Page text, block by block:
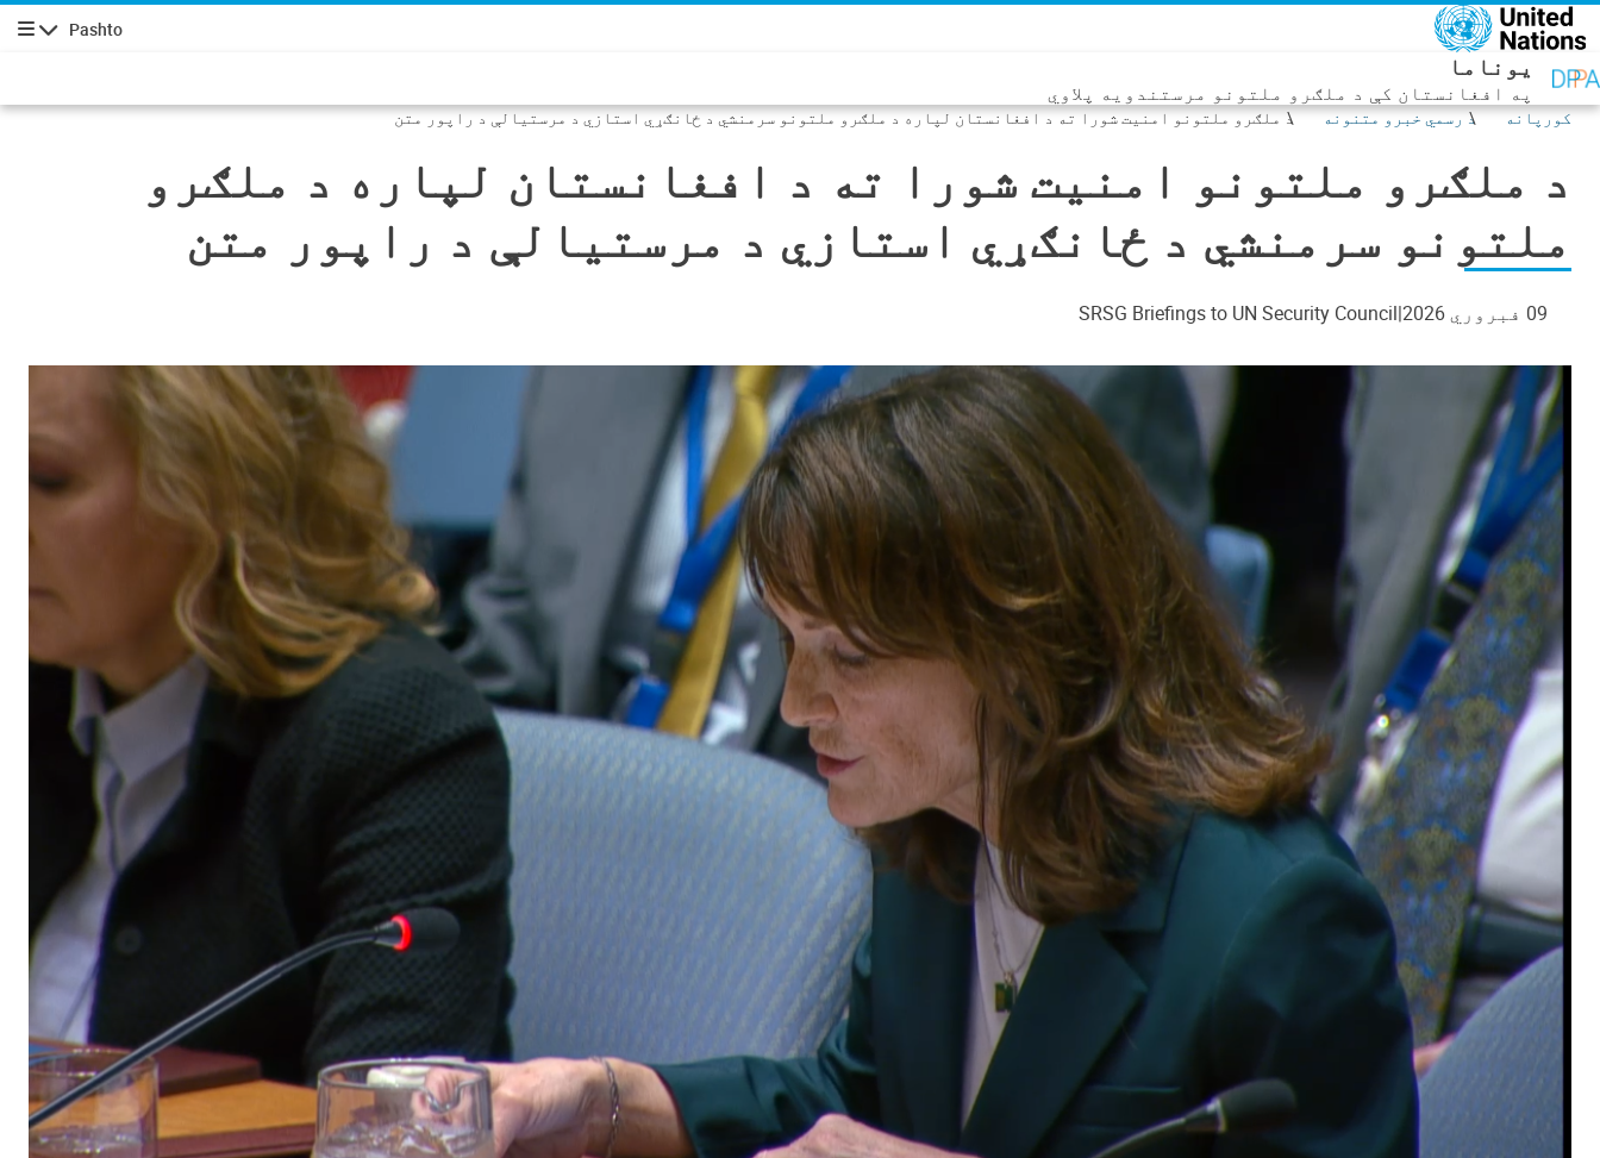
اصلي منځپانګه دانګل
Pashto
چليدنه
یوناما
په افغانستان کې د ملګرو ملتونو مرستندویه پلاوي
کورپانه د رسمي خبرو متنونه د ملګرو ملتونو امنیت شورا ته د افغانستان لپاره د ملګرو ملتونو سرمنشي د ځانګړي استازي د مرستیالې د راپور متن
د ملګرو ملتونو امنیت شورا ته د افغانستان لپاره د ملګرو
ملتونو سرمنشي د ځانګړي استازي د مرستیالې د راپور متن
09 فبروري 2026 SRSG Briefings to UN Security Council